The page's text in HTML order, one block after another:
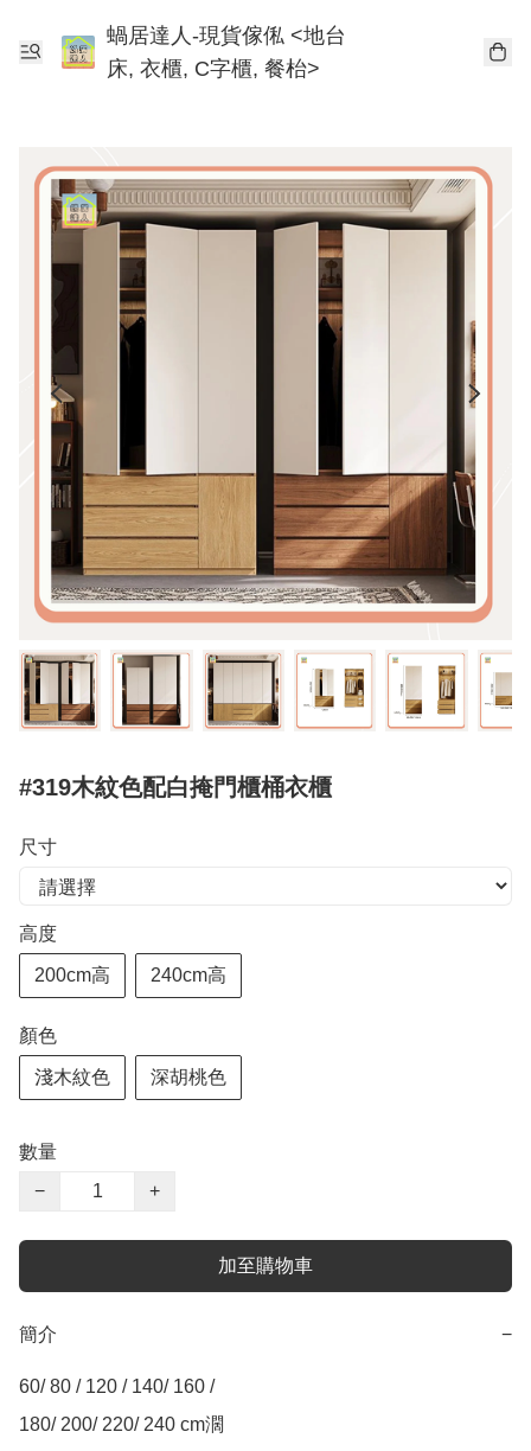
蝸居達人-現貨傢俬 <地台
床, 衣櫃, C字櫃, 餐枱>
#319木紋色配白掩門櫃桶衣櫃
尺寸
高度
200cm高 240cm高
顏色
淺木紋色 深胡桃色
數量
−
+
加至購物車
簡介 −
60/ 80 / 120 / 140/ 160 /
180/ 200/ 220/ 240 cm濶